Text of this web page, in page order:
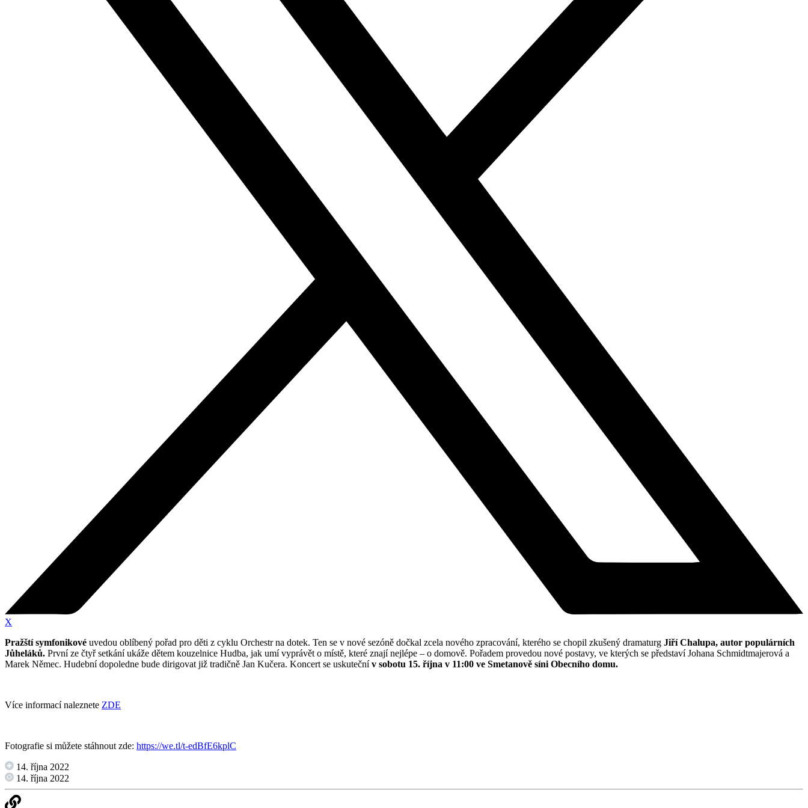
X
Pražští symfonikové uvedou oblíbený pořad pro děti z cyklu Orchestr na dotek. Ten se v nové sezóně dočkal zcela nového zpracování, kterého se chopil zkušený dramaturg Jiří Chalupa, autor populárních
Jůheláků. První ze čtyř setkání ukáže dětem kouzelnice Hudba, jak umí vyprávět o místě, které znají nejlépe – o domově. Pořadem provedou nové postavy, ve kterých se představí Johana Schmidtmajerová a
Marek Němec. Hudební dopoledne bude dirigovat již tradičně Jan Kučera. Koncert se uskutečnív sobotu 15. října v 11:00 ve Smetanově síni Obecního domu.
Více informací naleznete ZDE
Fotografie si můžete stáhnout zde: https://we.tl/t-edBfE6kplC
14. října 2022
14. října 2022